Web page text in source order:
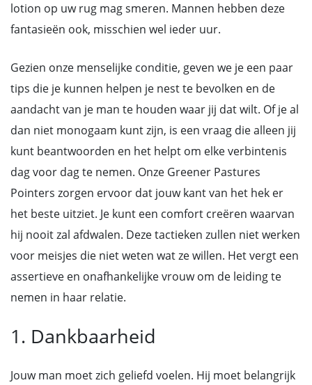
lotion op uw rug mag smeren. Mannen hebben deze
fantasieën ook, misschien wel ieder uur.
Gezien onze menselijke conditie, geven we je een paar
tips die je kunnen helpen je nest te bevolken en de
aandacht van je man te houden waar jij dat wilt. Of je al
dan niet monogaam kunt zijn, is een vraag die alleen jij
kunt beantwoorden en het helpt om elke verbintenis
dag voor dag te nemen. Onze Greener Pastures
Pointers zorgen ervoor dat jouw kant van het hek er
het beste uitziet. Je kunt een comfort creëren waarvan
hij nooit zal afdwalen. Deze tactieken zullen niet werken
voor meisjes die niet weten wat ze willen. Het vergt een
assertieve en onafhankelijke vrouw om de leiding te
nemen in haar relatie.
1. Dankbaarheid
Jouw man moet zich geliefd voelen. Hij moet belangrijk